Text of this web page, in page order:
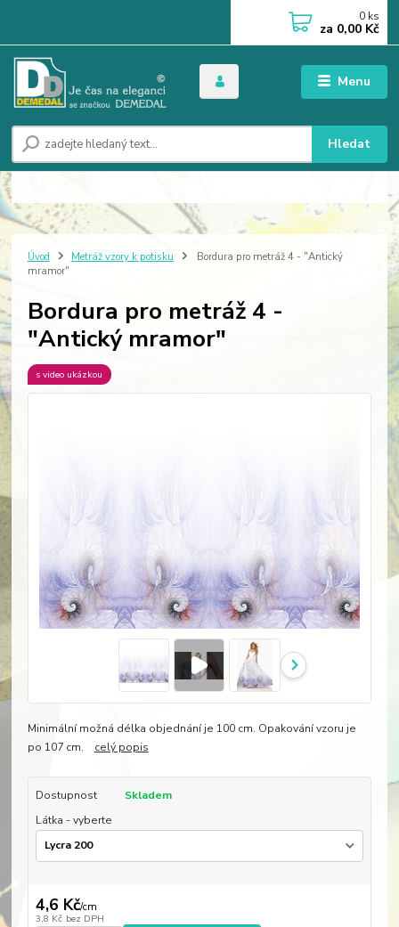
Menu
Hledat
0 ks
za 0,00 Kč
Úvod Metráž vzory k potisku
Bordura pro metráž 4 - "Antický
mramor"
Bordura pro metráž 4 -
"Antický mramor"
s video ukázkou
Minimální možná délka objednání je 100 cm. Opakování vzoru je
po 107 cm. celý popis
Dostupnost
Skladem
Látka - vyberte
4,6 Kč/cm
3,8 Kč bez DPH